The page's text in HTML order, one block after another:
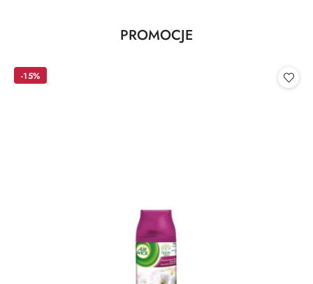
Pomiń karuzelę produktów
Produkty
PROMOCJE
-15%